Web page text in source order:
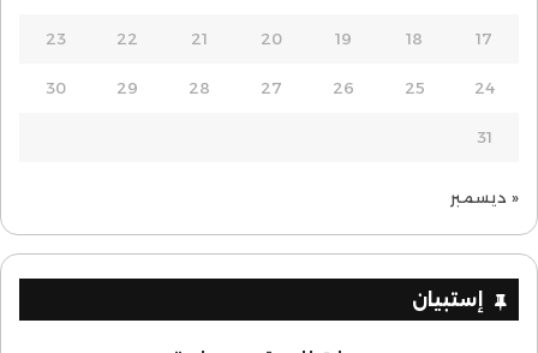
17
18
19
20
21
22
23
24
25
26
27
28
29
30
31
« ديسمبر
إستبيان